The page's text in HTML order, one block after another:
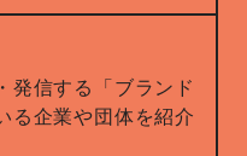
発信する「ブランド
る企業や団体を紹介